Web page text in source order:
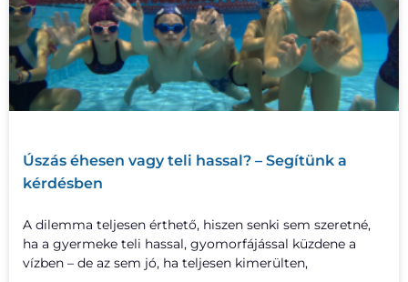
Úszás éhesen vagy teli hassal? – Segítünk a
kérdésben
A dilemma teljesen érthető, hiszen senki sem szeretné,
ha a gyermeke teli hassal, gyomorfájással küzdene a
vízben – de az sem jó, ha teljesen kimerülten,